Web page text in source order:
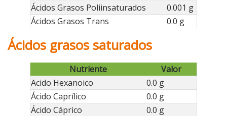
Ácidos Grasos Poliinsaturados
0.001 g
Ácidos Grasos Trans
0.0 g
Ácidos grasos saturados
Nutriente
Valor
Acido Hexanoico
0.0 g
Ácido Caprílico
0.0 g
Ácido Cáprico
0.0 g